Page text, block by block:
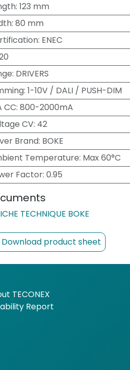
: 123 mm
: 80 mm
: ENEC
: DRIVERS
: 1-10V / DALI / PUSH-DIM
CC: 800-2000mA
CV: 42
Brand: BOKE
Temperature: Max 60°C
Factor: 0.95
TECHNIQUE BOKE
Download product sheet
TECONEX
Report